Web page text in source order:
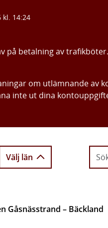
kl. 14:24
på betalning av
om utlämnande av
inte ut dina
Välj län
Gåsnässtrand – Bäckland